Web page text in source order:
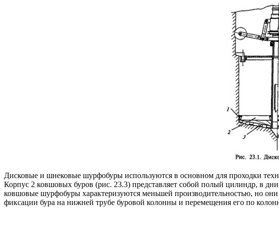
Дисковые и шнековые шурфобуры используются в основном для проходки
Корпус 2 ковшовых буров (рис. 23.3) представляет собой полый цилиндр, в
ковшовые шурфобуры характеризуются меньшей производительностью, но
фиксации бура на нижней трубе буровой колонны и перемещения его по